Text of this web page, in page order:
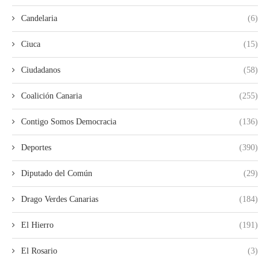
Candelaria (6)
Ciuca (15)
Ciudadanos (58)
Coalición Canaria (255)
Contigo Somos Democracia (136)
Deportes (390)
Diputado del Común (29)
Drago Verdes Canarias (184)
El Hierro (191)
El Rosario (3)